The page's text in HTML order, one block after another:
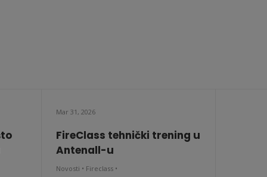
Mar 31, 2026
FireClass tehnički trening u
Antenall-u
Novosti • Fireclass •